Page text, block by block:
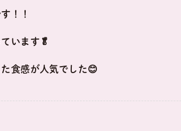
！！
います🥬
食感が人気でした😊